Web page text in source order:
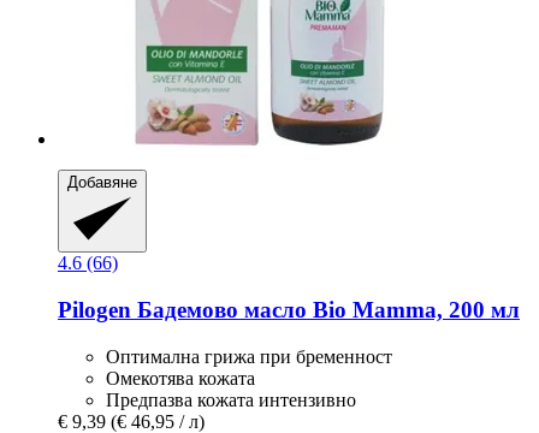
Добавяне
4.6 (66)
Pilogen Бадемово масло Bio Mamma, 200 мл
Оптимална грижа при бременност
Омекотява кожата
Предпазва кожата интензивно
€ 9,39 (€ 46,95 / л)